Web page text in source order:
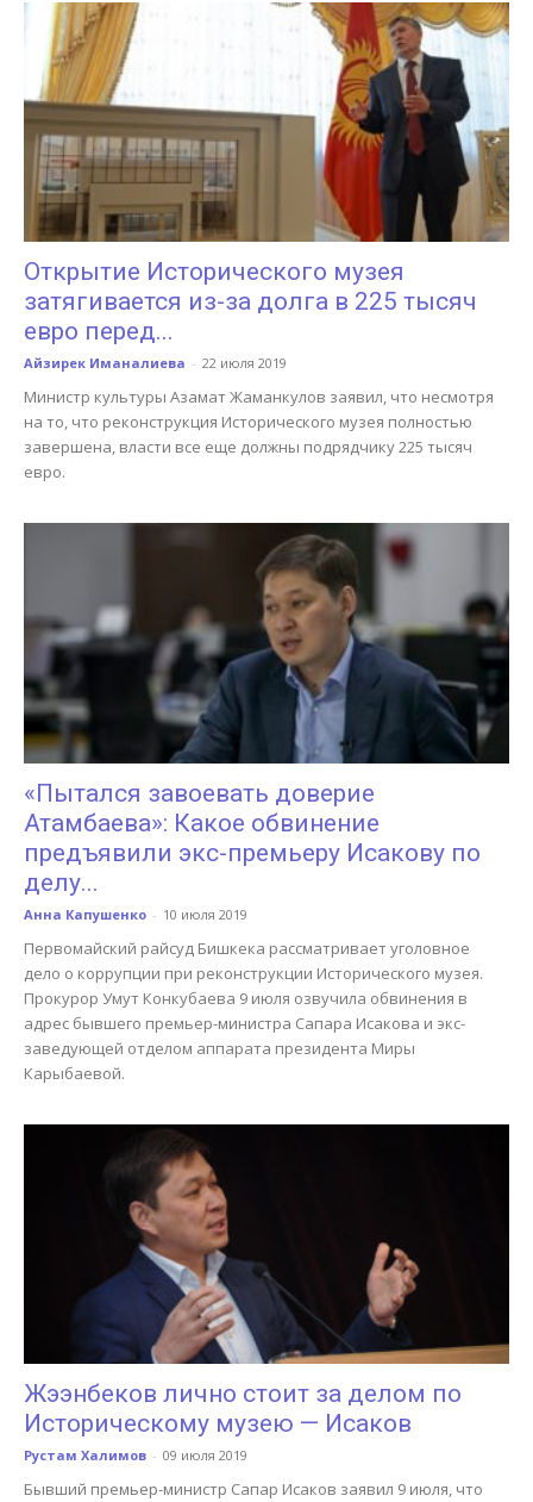
Открытие Исторического музея
затягивается из-за долга в 225 тысяч
евро перед...
Айзирек Иманалиева - 22 июля 2019
Министр культуры Азамат Жаманкулов заявил, что несмотря
на то, что реконструкция Исторического музея полностью
завершена, власти все еще должны подрядчику 225 тысяч
евро.
«Пытался завоевать доверие
Атамбаева»: Какое обвинение
предъявили экс-премьеру Исакову по
делу...
Анна Капушенко - 10 июля 2019
Первомайский райсуд Бишкека рассматривает уголовное
дело о коррупции при реконструкции Исторического музея.
Прокурор Умут Конкубаева 9 июля озвучила обвинения в
адрес бывшего премьер-министра Сапара Исакова и экс-
заведующей отделом аппарата президента Миры
Карыбаевой.
Жээнбеков лично стоит за делом по
Историческому музею — Исаков
Рустам Халимов - 09 июля 2019
Бывший премьер-министр Сапар Исаков заявил 9 июля, что